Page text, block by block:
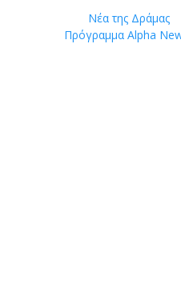
Νέα της Δράμας
Πρόγραμμα Alpha